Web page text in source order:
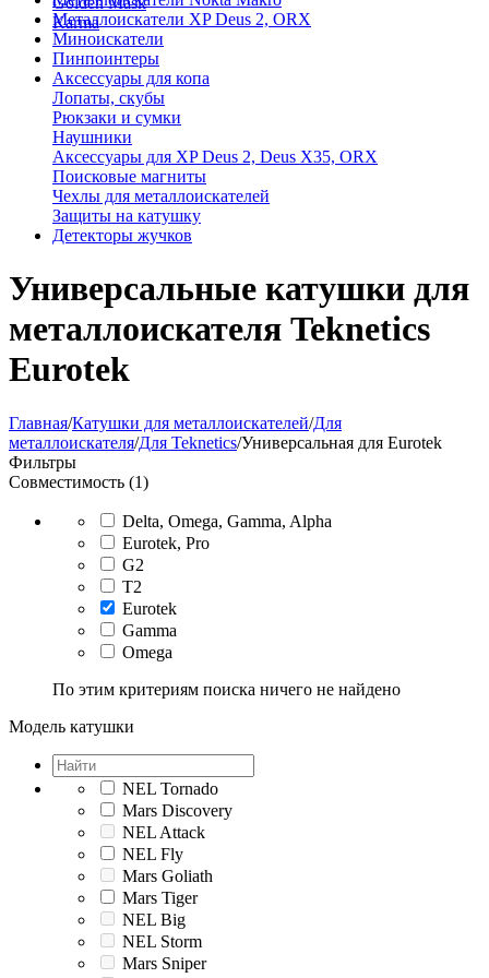
Karma
Металлоискатели XP Deus 2, ORX
Миноискатели
Пинпоинтеры
Аксессуары для копа
Лопаты, скубы
Рюкзаки и сумки
Наушники
Аксессуары для XP Deus 2, Deus X35, ORX
Поисковые магниты
Чехлы для металлоискателей
Защиты на катушку
Детекторы жучков
Универсальные катушки для
металлоискателя Teknetics
Eurotek
Главная/Катушки для металлоискателей/Для
металлоискателя/Для Teknetics/Универсальная для Eurotek
Фильтры
Совместимость (1)
Delta, Omega, Gamma, Alpha
Eurotek, Pro
G2
T2
Eurotek
Gamma
Omega
По этим критериям поиска ничего не найдено
Модель катушки
NEL Tornado
Mars Discovery
NEL Attack
NEL Fly
Mars Goliath
Mars Tiger
NEL Big
NEL Storm
Mars Sniper